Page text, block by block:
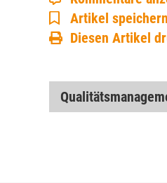
Artikel speichern
Diesen Artikel